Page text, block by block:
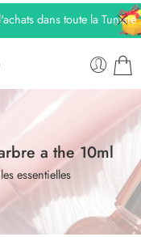
dans toute la Tunisie
a the 10ml
essentielles